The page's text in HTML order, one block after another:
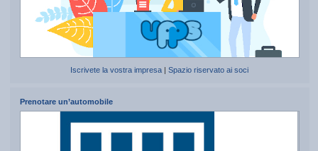
Iscrivete la vostra impresa |Spazio riservato ai soci
Prenotare un’automobile